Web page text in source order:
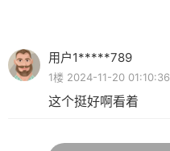
用户1*****789
1楼 2024-11-20 01:10:36
这个挺好啊看着